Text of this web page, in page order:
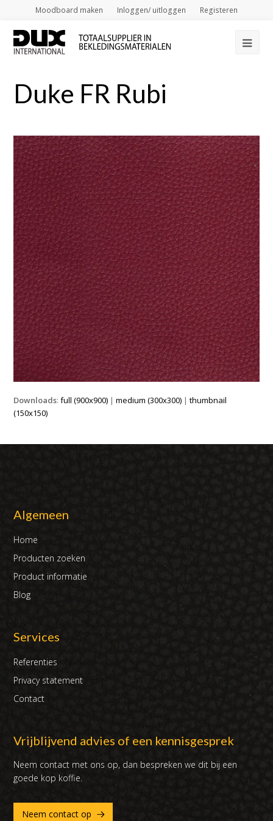
Moodboard maken Inloggen/ uitloggen Registeren
Duke FR Rubi
Downloads:full (900x900) |medium (300x300) |thumbnail
(150x150)
Algemeen
Home
Producten zoeken
Product informatie
Blog
Services
Referenties
Privacy statement
Contact
Vrijblijvend advies of een kennisgesprek
Neem contact met ons op, dan bespreken we dit bij een
goede kop koffie.
Neem contact op